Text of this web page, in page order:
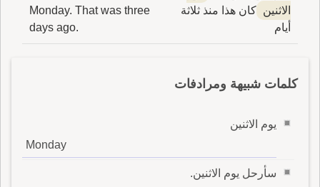
الاثنين كان هذا منذ ثلاثة
أيام
Monday. That was three
days ago.
كلمات شبيهة ومرادفات
يوم الاثنين
Monday
سأرحل يوم الاثنين.